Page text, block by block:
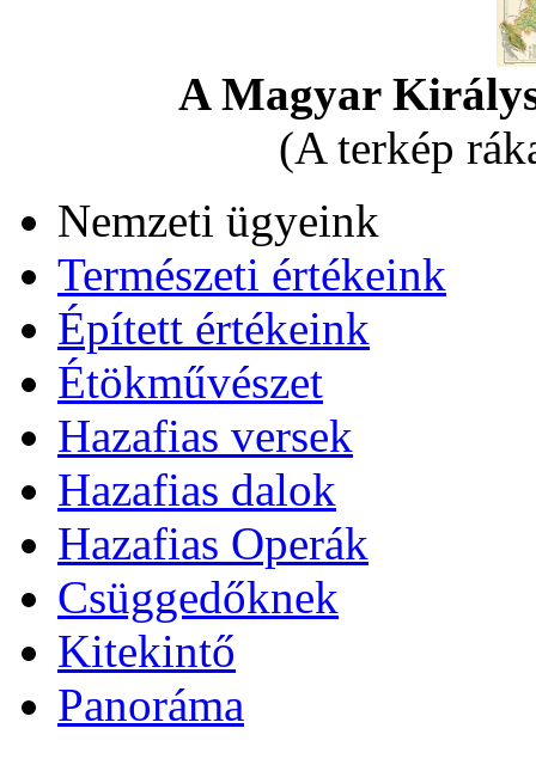
A Magyar
(A terkép
Nemzeti ügyeink
Természeti értékeink
Épített értékeink
Étökművészet
Hazafias versek
Hazafias dalok
Hazafias Operák
Csüggedőknek
Kitekintő
Panoráma